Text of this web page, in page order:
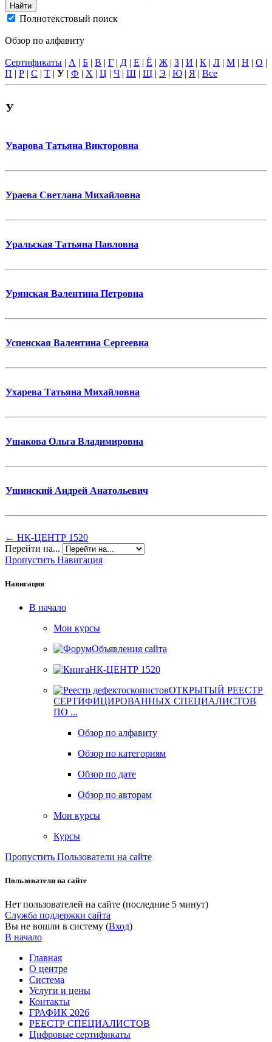
Найти
Полнотекстовый поиск
Обзор по алфавиту
Сертификаты | А | Б | В | Г | Д | Е | Ё | Ж | З | И | К | Л | М | Н | О |
П | Р | С | Т | У | Ф | Х | Ц | Ч | Ш | Щ | Э | Ю | Я | Все
У
Уварова Татьяна Викторовна
Ураева Светлана Михайловна
Уральская Татьяна Павловна
Урянская Валентина Петровна
Успенская Валентина Сергеевна
Ухарева Татьяна Михайловна
Ушакова Ольга Владимировна
Ушинский Андрей Анатольевич
← НК-ЦЕНТР 1520
Перейти на...
Пропустить Навигация
Навигация
В начало
Мои курсы
Объявления сайта
НК-ЦЕНТР 1520
ОТКРЫТЫЙ РЕЕСТР
СЕРТИФИЦИРОВАННЫХ СПЕЦИАЛИСТОВ
ПО ...
Обзор по алфавиту
Обзор по категориям
Обзор по дате
Обзор по авторам
Мои курсы
Курсы
Пропустить Пользователи на сайте
Пользователи на сайте
Нет пользователей на сайте (последние 5 минут)
Служба поддержки сайта
Вы не вошли в систему (Вход)
В начало
Главная
О центре
Система
Услуги и цены
Контакты
ГРАФИК 2026
РЕЕСТР СПЕЦИАЛИСТОВ
Цифровые сертификаты